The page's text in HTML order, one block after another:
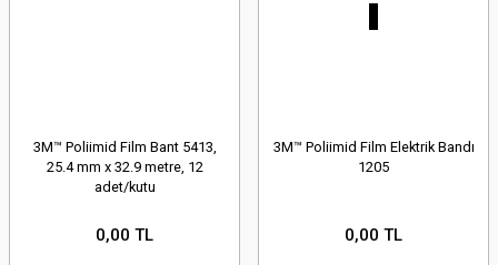
3M™ Poliimid Film Bant 5413,
25.4 mm x 32.9 metre, 12
adet/kutu
0,00 TL
3M™ Poliimid Film Elektrik Bandı
1205
0,00 TL